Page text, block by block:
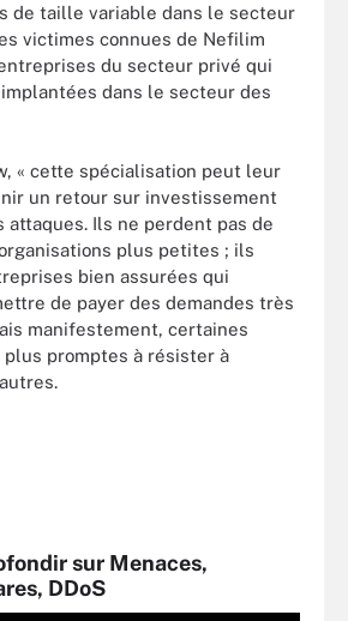
de taille variable dans le secteur
victimes connues de Nefilim
du secteur privé qui
dans le secteur des
« cette spécialisation peut leur
un retour sur investissement
attaques. Ils ne perdent pas de
plus petites ; ils
bien assurées qui
de payer des demandes très
manifestement, certaines
promptes à résister à
sur Menaces,
DDoS